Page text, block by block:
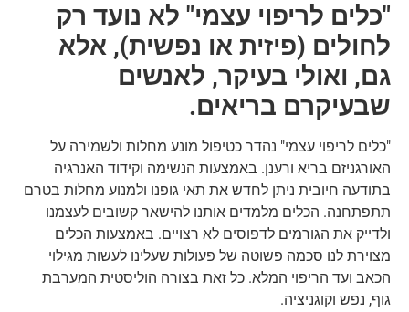
"כלים לריפוי עצמי" לא נועד רק
לחולים (פיזית או נפשית), אלא
גם, ואולי בעיקר, לאנשים
שבעיקרם בריאים.
"כלים לריפוי עצמי" נהדר כטיפול מונע מחלות ולשמירה על
האורגניזם בריא ורענן. באמצעות הנשימה וקידוד האנרגיה
בתודעה חיובית ניתן לחדש את תאי גופנו ולמנוע מחלות בטרם
תתפתחנה. הכלים מלמדים אותנו להישאר קשובים לעצמנו
ולדייק את הגורמים לדפוסים לא רצויים. באמצעות הכלים
מצוירת לנו סכמה פשוטה של פעולות שעלינו לעשות מגילוי
הכאב ועד הריפוי המלא. כל זאת בצורה הוליסטית המערבת
גוף, נפש וקוגניציה.